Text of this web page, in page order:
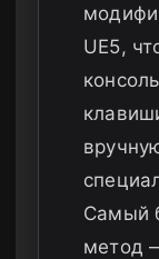
UE5,
Самый
метод